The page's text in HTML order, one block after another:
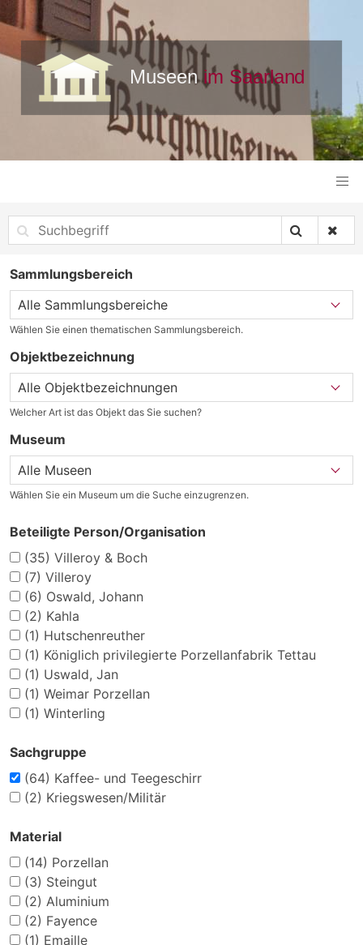
Sammlungsbereich
Wählen Sie einen thematischen Sammlungsbereich.
Objektbezeichnung
Welcher Art ist das Objekt das Sie suchen?
Museum
Wählen Sie ein Museum um die Suche einzugrenzen.
Beteiligte Person/Organisation
(35) Villeroy & Boch
(7) Villeroy
(6) Oswald, Johann
(2) Kahla
(1) Hutschenreuther
(1) Königlich privilegierte Porzellanfabrik Tettau
(1) Uswald, Jan
(1) Weimar Porzellan
(1) Winterling
Sachgruppe
(64) Kaffee- und Teegeschirr
(2) Kriegswesen/Militär
Material
(14) Porzellan
(3) Steingut
(2) Aluminium
(2) Fayence
(1) Emaille